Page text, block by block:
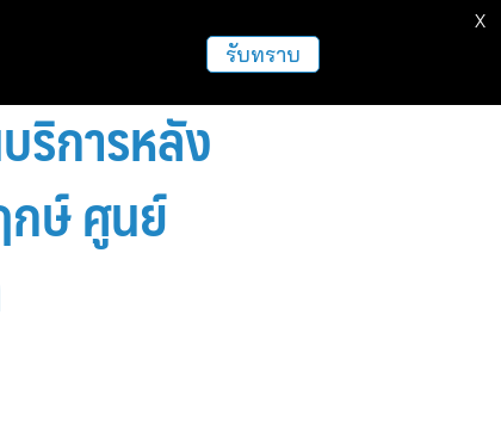
ฝากข่าวประชาสัมพันธ์
ริการหลัง
กษ์ ศูนย์
รับทราบ
X